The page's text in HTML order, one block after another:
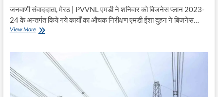
जनवाणी संवाददाता, मेरठ | PVVNL एमडी ने शनिवार को बिजनेस प्लान 2023-
24 के अन्तर्गत किये गये कार्यों का औचक निरीक्षण एमडी ईशा दुहन ने बिजनेस…
View Moreठेकेदार
मांगा